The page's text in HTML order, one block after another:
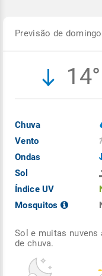
Previsão de
14°
Chuva
Vento
Ondas
Sol
Índice UV
Mosquitos
Sol e muitas nuvens
de chuva.